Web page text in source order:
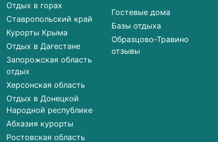
Отдых в горах
Ставропольский край
Курорты Крыма
Отдых в Дагестане
Запорожская область
отдых
Херсонская область
Отдых в Донецкой
Народной республике
Абхазия курорты
Ростовская область
Гостевые дома
Базы отдыха
Образцово-Травино
отзывы